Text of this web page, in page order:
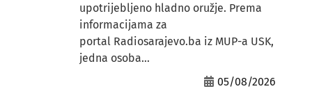
upotrijebljeno hladno oružje. Prema
informacijama za
portal Radiosarajevo.ba iz MUP-a USK,
jedna osoba...
05/08/2026